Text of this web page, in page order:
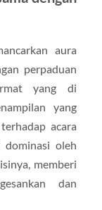
aura
perpaduan
yang di
yang
acara
dominasi oleh
memberi
dan